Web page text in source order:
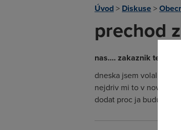
Úvod> Diskuse>
prechod
nas.... zakaznik telekom
dneska jsem volal na
nejdriv mi to v novem
dodat proc ja budu